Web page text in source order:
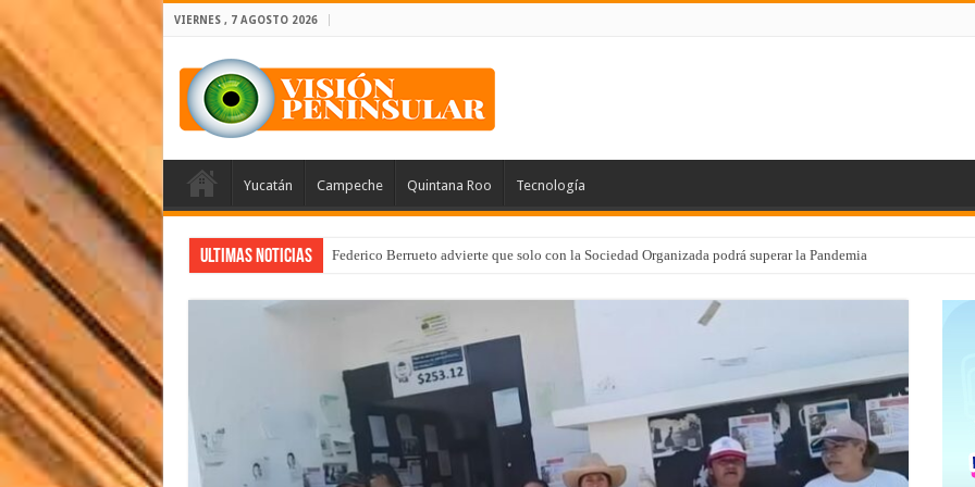
VIERNES , 7 AGOSTO 2026
Yucatán Campeche Quintana Roo Tecnología
Ultimas Noticias Federico Berrueto advierte que solo con la Sociedad Organizada podrá superar la Pandemia